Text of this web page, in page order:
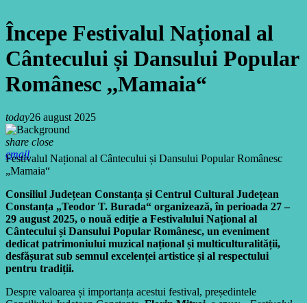
Începe Festivalul Național al
Cântecului și Dansului Popular
Românesc ,,Mamaia“
today26 august 2025
share close
email
Festivalul Național al Cântecului și Dansului Popular Românesc
„Mamaia“
Consiliul Județean Constanța și Centrul Cultural Județean
Constanța „Teodor T. Burada“ organizează, în perioada 27 –
29 august 2025, o nouă ediție a Festivalului Național al
Cântecului și Dansului Popular Românesc, un eveniment
dedicat patrimoniului muzical național și multiculturalității,
desfășurat sub semnul excelenței artistice și al respectului
pentru tradiții.
Despre valoarea și importanța acestui festival, președintele